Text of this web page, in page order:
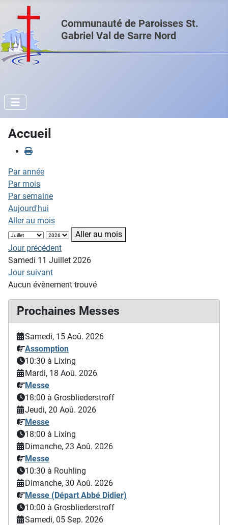
Communauté de Paroisses St.
Gabriel Val de Sarre Nord
Accueil
Par année
Par mois
Par semaine
Aujourd'hui
Aller au mois
Aller au mois
Jour précédent
Samedi 11 Juillet 2026
Jour suivant
Aucun évènement trouvé
Prochaines Messes
Samedi, 15 Aoû. 2026
Assomption
10:30 à Lixing
Mardi, 18 Aoû. 2026
Messe
18:00 à Grosbliederstroff
Jeudi, 20 Aoû. 2026
Messe
18:00 à Lixing
Dimanche, 23 Aoû. 2026
Messe
10:30 à Rouhling
Dimanche, 30 Aoû. 2026
Messe (Départ Abbé Didier)
10:00 à Grosbliederstroff
Samedi, 05 Sep. 2026